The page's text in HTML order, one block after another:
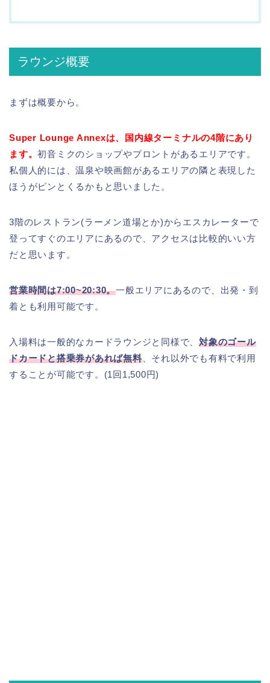
ラウンジ概要
まずは概要から。
Super Lounge Annexは、国内線ターミナルの4階にあり
ます。初音ミクのショップやプロントがあるエリアです。
私個人的には、温泉や映画館があるエリアの隣と表現した
ほうがピンとくるかもと思いました。
3階のレストラン(ラーメン道場とか)からエスカレーターで
登ってすぐのエリアにあるので、アクセスは比較的いい方
だと思います。
営業時間は7:00~20:30。一般エリアにあるので、出発・到
着とも利用可能です。
入場料は一般的なカードラウンジと同様で、対象のゴール
ドカードと搭乗券があれば無料、それ以外でも有料で利用
することが可能です。(1回1,500円)